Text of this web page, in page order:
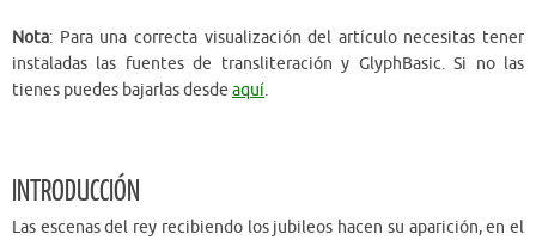
Nota: Para una correcta visualización del artículo necesitas tener
instaladas las fuentes de transliteración y GlyphBasic. Si no las
tienes puedes bajarlas desde aquí.
INTRODUCCIÓN
Las escenas del rey recibiendo los jubileos hacen su aparición, en el